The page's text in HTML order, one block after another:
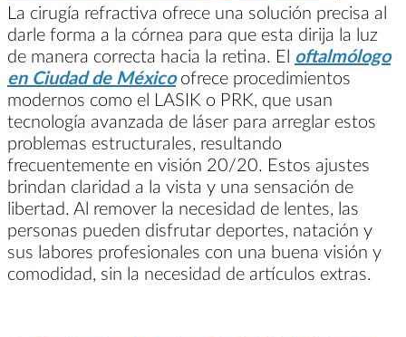
La cirugía refractiva ofrece una solución precisa al
darle forma a la córnea para que esta dirija la luz
de manera correcta hacia la retina. El oftalmólogo
en Ciudad de Méxicoofrece procedimientos
modernos como el LASIK o PRK, que usan
tecnología avanzada de láser para arreglar estos
problemas estructurales, resultando
frecuentemente en visión 20/20. Estos ajustes
brindan claridad a la vista y una sensación de
libertad. Al remover la necesidad de lentes, las
personas pueden disfrutar deportes, natación y
sus labores profesionales con una buena visión y
comodidad, sin la necesidad de artículos extras.